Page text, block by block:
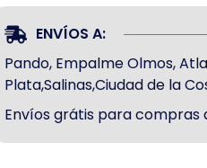
ENVÍOS A:
Pando, Empalme Olmos,
Plata,Salinas,Ciudad de la
Envíos grátis para compras